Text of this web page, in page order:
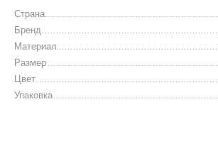
Страна
Бренд
Материал
Размер
Цвет
Упаковка